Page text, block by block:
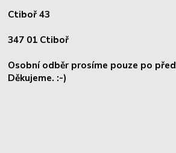
Ctiboř 43
347 01 Ctiboř
Osobní odběr prosíme pouze po
Děkujeme. :-)